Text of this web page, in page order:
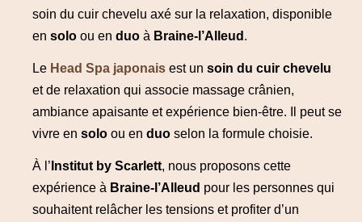
soin du cuir chevelu axé sur la relaxation, disponible
en solo ou en duo à Braine-l’Alleud .
Le Head Spa japonais est un soin du cuir chevelu
et de relaxation qui associe massage crânien,
ambiance apaisante et expérience bien-être. Il peut se
vivre en solo ou en duo selon la formule choisie.
À l’ Institut by Scarlett, nous proposons cette
expérience à Braine-l’Alleud pour les personnes qui
souhaitent relâcher les tensions et profiter d’un